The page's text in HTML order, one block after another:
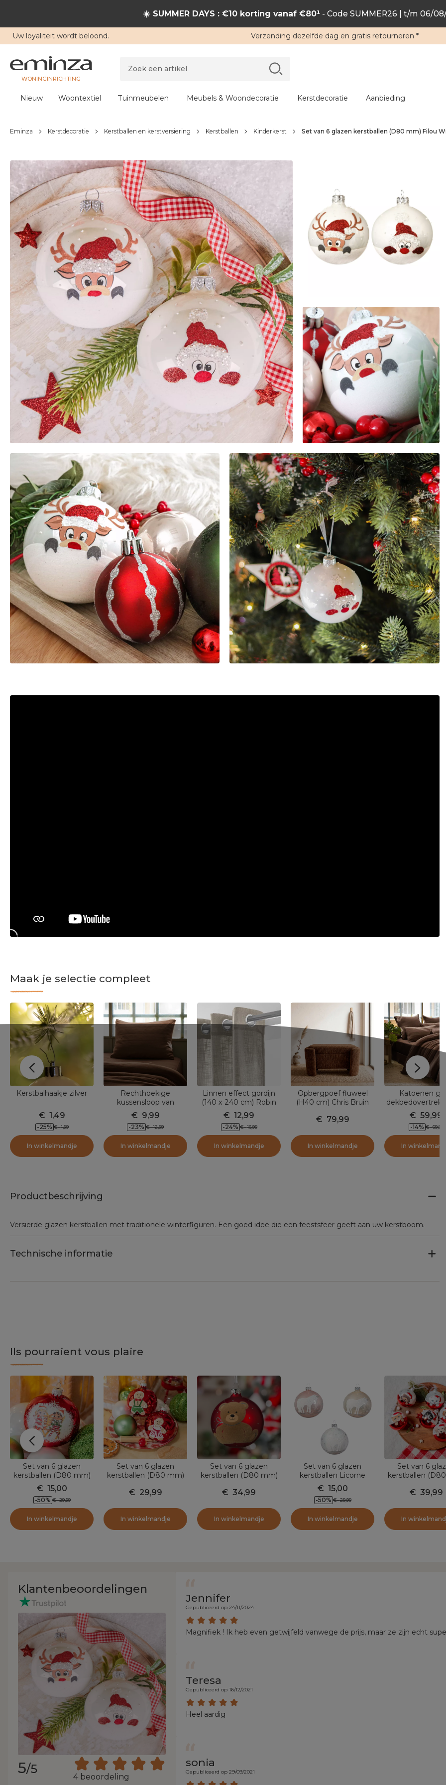
☀️ SUMMER DAYS : €10 korting vanaf €80¹- Code SUMMER26 | t/m 06/
Uw loyaliteit wordt beloond. Verzending dezelfde dag en gratis retourneren *
WONINGINRICHTING
Nieuw Woontextiel Tuinmeubelen Meubels & Woondecoratie Kerstdecoratie Aanbieding
Eminza Kerstdecoratie Kerstballen en kerstversiering Kerstballen Kinderkerst Set van 6 glazen kerstballen (D80 mm) Filou
Maak je selectie compleet
Kerstbalhaakje zilver
€ 1,49
-25% € 1,99
In winkelmandje
Rechthoekige
kussensloop van
katoenen gaze (50 x 70
cm) Gaia Bruin
€ 9,99
-23% € 12,99
In winkelmandje
Linnen effect gordijn
(140 x 240 cm) Robin
Taupe
€ 12,99
-24% € 16,99
In winkelmandje
Opbergpoef fluweel
(H40 cm) Chris Bruin
€ 79,99
In winkelmandje
Katoenen
dekbedovertrek
220 cm) Gaïa
€ 59,99
-14% € 69,90
In
Productbeschrijving
Versierde glazen kerstballen met traditionele winterfiguren. Een goed idee die een feestsfeer geeft aan uw kerstboom.
Technische informatie
Ils pourraient vous plaire
Set van 6 glazen
kerstballen (D80 mm)
Chérubins Rood
€ 15,00
-50% € 29,99
In winkelmandje
Set van 6 glazen
kerstballen (D80 mm)
€ 29,99
In winkelmandje
Set van 6 glazen
kerstballen (D80 mm)
€ 34,99
In winkelmandje
Set van 6 glazen
kerstballen Licorne
poederroze
€ 15,00
-50% € 29,99
In winkelmandje
Set van 6
kerstballen
€ 39,99
In
Klantenbeoordelingen
5/5
4 beoordeling
Jennifer
Gepubliceerd op 24/11/2024
Magnifiek ! Ik heb even getwijfeld vanwege de prijs, maar ze zijn echt
Teresa
Gepubliceerd op 16/12/2021
Heel aardig
sonia
Gepubliceerd op 29/09/2021